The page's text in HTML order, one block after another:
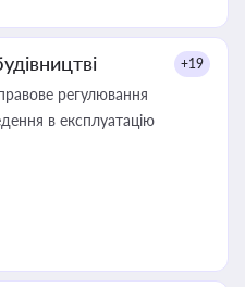
+19
регулювання
в експлуатацію